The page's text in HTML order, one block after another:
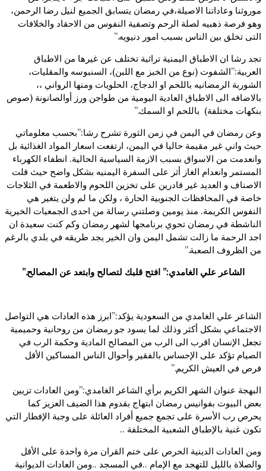
موروثنا وعاداتنا الاصيلة،في رمضان يتسابق الجميع لنيل رضا الرحمن،
وهو فرصة ذهبيه لصلة الرحم وتصفية النفوس من الاحقاد والخلافات
التى تخلق بين الناس بسبب امور دنيويه.”
تجد رشا ان الاطباق اليمنية تراثية تختلف عن غيرها من الاطباق
العربية:”الشفوت (نوع من الخبز مع اللبن)، السنبوسه والمقليات،
الشوربة الرمضانيه باللحم او الدجاج، الحلويات ومنها الرواني ،،
بالاضافه الى الاطباق العادية اليومية من طواجن ورز أوالصانونة (صوص
بنكهات مختلفة) باللحم او السمك.”
وعن رمضان في اليمن في زمن الثورة تشرح رشا:”بحسب معلوماتي
حيث واني غير مقيمة حاليا في اليمن، ارتفعت اسعار المواد الغذائية بل
وانعدمت من الاسواق بسبب الازمة السياسية الحالية. انطفاء الكهرباء
المستمر وانعدام الغاز أثر على السفرة اليمنيه بشكل واضح حيث قلت
الاصناف و العديد غير قادرين على تخزين اللحوم والاطعمة في الثلاجات
خاصة في المحافظات الجنوبية الحارة ، ولكن ما لم ولن يتغير هي
النفوس الكريمة. منذ يومين وصلتني رسالة من احدى الجمعيات الخيرية
الناشطة في رمضان تحوي برنامجها لشهر رمضان وكم كنت سعيدة ان
اجد الرحمة ما زالت تشمل اليمن وان الخير يجد طريقه في بلدي بالرغم
من الظروف الصعبة.”
الشاعر علي الغامدي:” افتح قلبك لتصالح وابتعد عن المصالح.”
الشاعر علي الغامدي من السعودية يؤكد:”ابرز هذه العادات هي التواصل
الاجتماعي بشكل أكثر وذلك لما يسود جو رمضان من روحانية وحميمية
تجعل الإنسان اقرب الى الرب من المصالح المادية وحكمة الرب في
الصيام تؤكد على الإحساس بالفقير وأحوال الناس المساكين الأقل
فرص في العيش الكريم.”
البهجة عنوان الشهر الكريم برأي الشاعر الغامدي:”ومن العادات تزيين
بعض البيوت بفوانيس رمضان ابتهاج بقدوم هذا الضيف العزيز كما
يحرص رب الأسرة على تجمع جميع أفراد العائلة على وجبة الإفطار التي
تكون غنية بالإطباق الشعبية المختلفة ..
ومن العادات الدينية الحرص على ختم القران مرة واحدة على الأقل
والصلاة بالليل للتهجد مع الإمام ..في المسجد ..ومن العادات الديوانية